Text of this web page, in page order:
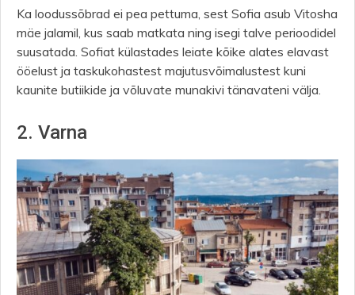
Ka loodussõbrad ei pea pettuma, sest Sofia asub Vitosha
mäe jalamil, kus saab matkata ning isegi talve perioodidel
suusatada. Sofiat külastades leiate kõike alates elavast
ööelust ja taskukohastest majutusvõimalustest kuni
kaunite butiikide ja võluvate munakivi tänavateni välja.
2. Varna